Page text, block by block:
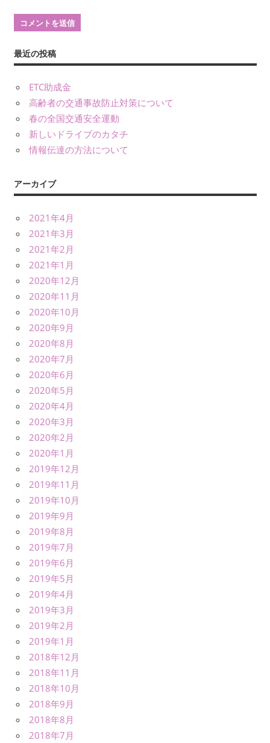
最近の投稿
ETC助成金
高齢者の交通事故防止対策について
春の全国交通安全運動
新しいドライブのカタチ
情報伝達の方法について
アーカイブ
2021年4月
2021年3月
2021年2月
2021年1月
2020年12月
2020年11月
2020年10月
2020年9月
2020年8月
2020年7月
2020年6月
2020年5月
2020年4月
2020年3月
2020年2月
2020年1月
2019年12月
2019年11月
2019年10月
2019年9月
2019年8月
2019年7月
2019年6月
2019年5月
2019年4月
2019年3月
2019年2月
2019年1月
2018年12月
2018年11月
2018年10月
2018年9月
2018年8月
2018年7月